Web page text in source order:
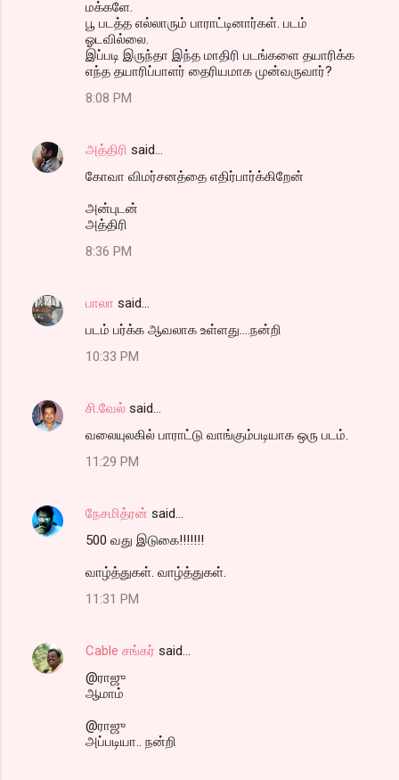
மக்களே.
பூ படத்த எல்லாரும் பாராட்டினார்கள். படம்
ஓடவில்லை.
இப்படி இருந்தா இந்த மாதிரி படங்களை தயாரிக்க
எந்த தயாரிப்பாளர் தைரியமாக முன்வருவார்?
8:08 PM
அத்திரி said…
கோவா விமர்சனத்தை எதிர்பார்க்கிறேன்
அன்புடன்
அத்திரி
8:36 PM
பாலா said…
படம் பர்க்க ஆவலாக உள்ளது....நன்றி
10:33 PM
சி.வேல் said…
வலையுலகில் பாராட்டு வாங்கும்படியாக ஒரு படம்.
11:29 PM
நேசமித்ரன் said…
500 வது இடுகை!!!!!!!
வாழ்த்துகள். வாழ்த்துகள்.
11:31 PM
Cable சங்கர் said…
@ராஜு
ஆமாம்
@ராஜு
அப்படியா.. நன்றி